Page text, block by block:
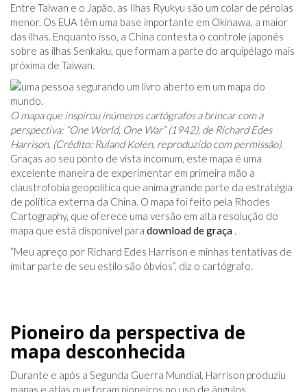
Entre Taiwan e o Japão, as Ilhas Ryukyu são um colar de pérolas
menor. Os EUA têm uma base importante em Okinawa, a maior
das ilhas. Enquanto isso, a China contesta o controle japonês
sobre as ilhas Senkaku, que formam a parte do arquipélago mais
próxima de Taiwan.
O mapa que inspirou inúmeros cartógrafos a brincar com a
perspectiva: “One World, One War” (1942), de Richard Edes
Harrison. (Crédito: Ruland Kolen, reproduzido com permissão).
Graças ao seu ponto de vista incomum, este mapa é uma
excelente maneira de experimentar em primeira mão a
claustrofobia geopolítica que anima grande parte da estratégia
de política externa da China. O mapa foi feito pela Rhodes
Cartography, que oferece uma versão em alta resolução do
mapa que está disponível para download de graça .
“Meu apreço por Richard Edes Harrison e minhas tentativas de
imitar parte de seu estilo são óbvios”, diz o cartógrafo.
Pioneiro da perspectiva de
mapa desconhecida
Durante e após a Segunda Guerra Mundial, Harrison produziu
mapas e atlas que foram pioneiros no uso de ângulos